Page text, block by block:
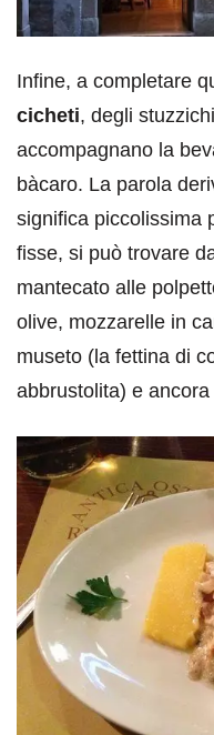
Infine, a completare
cicheti, degli
accompagnano la
bàcaro. La parola
significa piccolissima
fisse, si può trovare
mantecato alle
olive, mozzarelle in
museto (la fettina di
abbrustolita) e